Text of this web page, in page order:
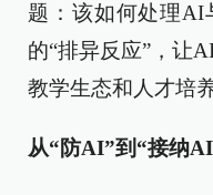
题：该如何处理AI
的“排异反应”，让
教学生态和人才培
从“防AI”到“接纳